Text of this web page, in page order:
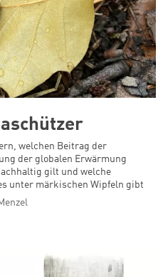
welchen Beitrag der
der globalen Erwärmung
gilt und welche
unter märkischen Wipfeln gibt